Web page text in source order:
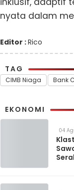
nyata dalam
Editor :Rico
TAG
CIMB Niaga Bank
EKONOMI
04